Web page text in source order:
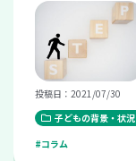
投稿日：2021/07/30
子どもの背景・状況
#コラム